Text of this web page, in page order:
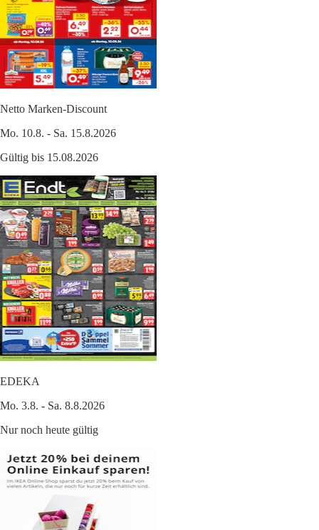
Netto Marken-Discount
Mo. 10.8. - Sa. 15.8.2026
Gültig bis 15.08.2026
EDEKA
Mo. 3.8. - Sa. 8.8.2026
Nur noch heute gültig